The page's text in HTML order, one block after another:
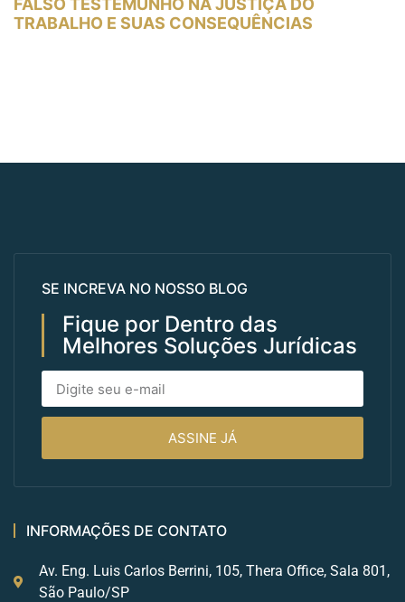
FALSO TESTEMUNHO NA JUSTIÇA DO
TRABALHO E SUAS CONSEQUÊNCIAS
SE INCREVA NO NOSSO BLOG
Fique por Dentro das
Melhores Soluções Jurídicas
ASSINE JÁ
INFORMAÇÕES DE CONTATO
Av. Eng. Luis Carlos Berrini, 105, Thera Office, Sala 801,
São Paulo/SP